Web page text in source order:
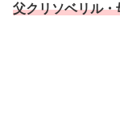
父クリソベリル